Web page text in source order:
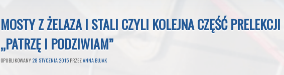
MOSTY Z ŻELAZA I STALI CZYLI KOLEJNA CZĘŚĆ
„PATRZĘ I PODZIWIAM”
OPUBLIKOWANY 28 STYCZNIA 2015 PRZEZANNA BUJAK